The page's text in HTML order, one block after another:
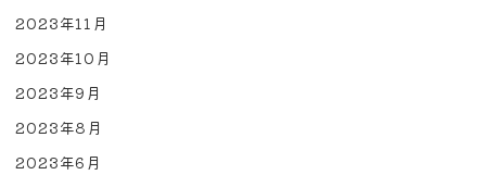
2023年11月
2023年10月
2023年9月
2023年8月
2023年6月